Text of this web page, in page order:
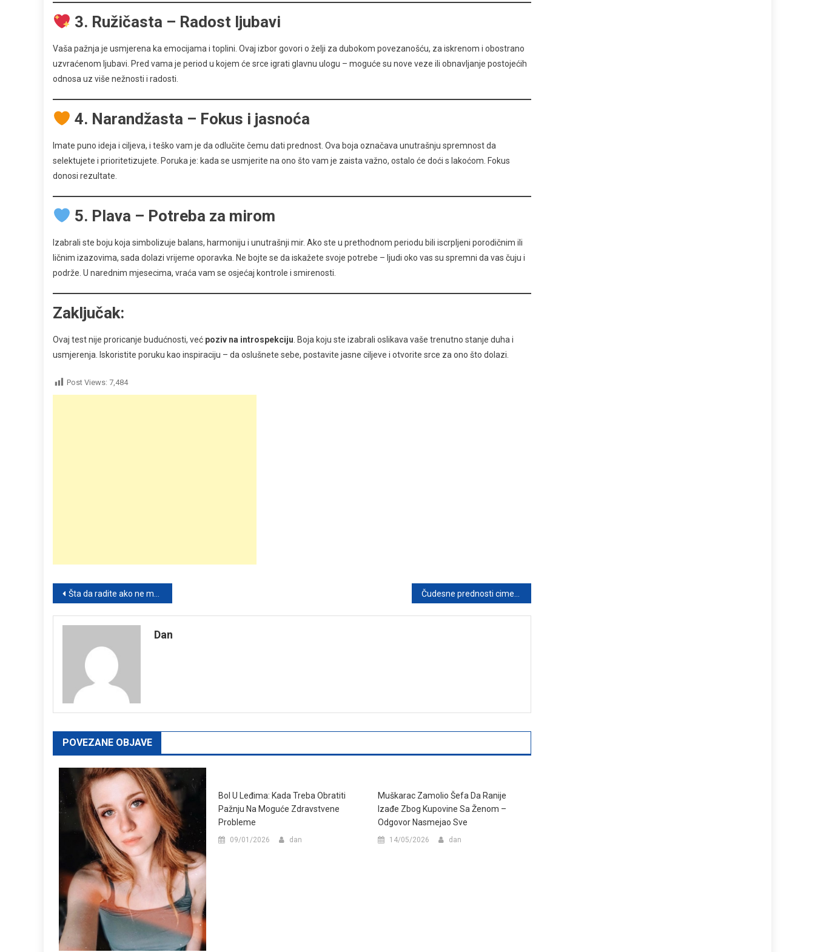
3. Ružičasta – Radost ljubavi
Vaša pažnja je usmjerena ka emocijama i toplini. Ovaj izbor govori o želji za dubokom povezanošću, za iskrenom i obostrano
uzvraćenom ljubavi. Pred vama je period u kojem će srce igrati glavnu ulogu – moguće su nove veze ili obnavljanje postojećih
odnosa uz više nežnosti i radosti.
4. Narandžasta – Fokus i jasnoća
Imate puno ideja i ciljeva, i teško vam je da odlučite čemu dati prednost. Ova boja označava unutrašnju spremnost da
selektujete i prioritetizujete. Poruka je: kada se usmjerite na ono što vam je zaista važno, ostalo će doći s lakoćom. Fokus
donosi rezultate.
5. Plava – Potreba za mirom
Izabrali ste boju koja simbolizuje balans, harmoniju i unutrašnji mir. Ako ste u prethodnom periodu bili iscrpljeni porodičnim ili
ličnim izazovima, sada dolazi vrijeme oporavka. Ne bojte se da iskažete svoje potrebe – ljudi oko vas su spremni da vas čuju i
podrže. U narednim mjesecima, vraća vam se osjećaj kontrole i smirenosti.
Zaključak:
Ovaj test nije proricanje budućnosti, već poziv na introspekciju. Boja koju ste izabrali oslikava vaše trenutno stanje duha i
usmjerenja. Iskoristite poruku kao inspiraciju – da oslušnete sebe, postavite jasne ciljeve i otvorite srce za ono što dolazi.
Post Views: 7,484
Post
navigation
Šta da radite ako ne možete da odete na groblje za Zadušnice? Jedno je obavezno Čudesne prednosti cimeta: Kako ga koristiti za podršku zdravlju i vitkoj liniji
Dan
POVEZANE OBJAVE
Bol U Leđima: Kada Treba Obratiti
Pažnju Na Moguće Zdravstvene
Probleme
09/01/2026 dan
Muškarac Zamolio Šefa Da Ranije
Izađe Zbog Kupovine Sa Ženom –
Odgovor Nasmejao Sve
14/05/2026 dan